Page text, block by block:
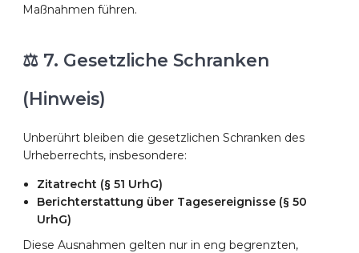
Maßnahmen führen.
⚖️ 7. Gesetzliche Schranken
(Hinweis)
Unberührt bleiben die gesetzlichen Schranken des
Urheberrechts, insbesondere:
Zitatrecht (§ 51 UrhG)
Berichterstattung über Tagesereignisse (§ 50
UrhG)
Diese Ausnahmen gelten nur in eng begrenzten,